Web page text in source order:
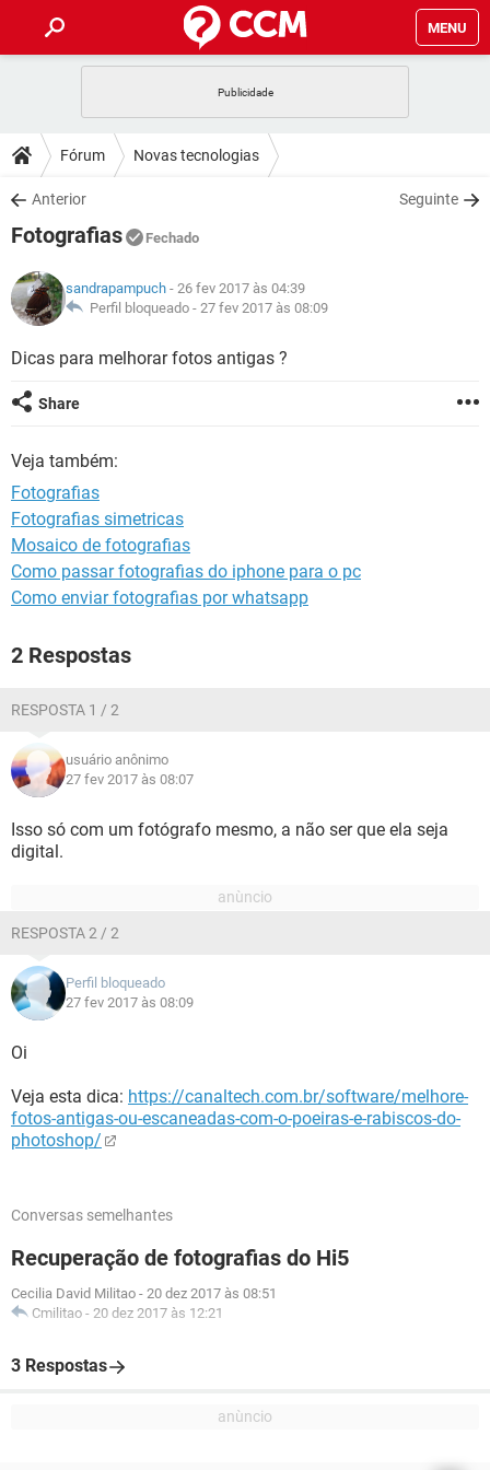
MENU
CELULAR FACEBOOK
OUTLOOK
INSTAGRAM
GUIA DE COMPRAS
DICAS
JOGOS WHATSAPP
INSTAGRAM GMAIL
GUIA DE COMPRAS
DOWNLOADS
JOGOS
CELULAR
OUTLOOK EXCEL
INSTAGRAM GMAIL
FÓRUM
JOGOS WHATSAPP
CELULAR
OUTLOOK EXCEL
INSTAGRAM
GLOSSÁRIO
JOGOS WHATSAPP
INSTAGRAM
GUIA DE COMPRAS
Fórum Novas tecnologias
Anterior Seguinte
Fotografias Fechado
sandrapampuch - 26 fev 2017 às 04:39
Perfil bloqueado - 27 fev 2017 às 08:09
Dicas para melhorar fotos antigas ?
Share
Veja também:
Fotografias
Fotografias simetricas
Mosaico de fotografias
Como passar fotografias do iphone para o pc
Como enviar fotografias por whatsapp
2 Respostas
RESPOSTA 1 / 2
usuário anônimo
27 fev 2017 às 08:07
Isso só com um fotógrafo mesmo, a não ser que ela seja
digital.
RESPOSTA 2 / 2
Perfil bloqueado
27 fev 2017 às 08:09
Oi
Veja esta dica: https://canaltech.com.br/software/melhore-
fotos-antigas-ou-escaneadas-com-o-poeiras-e-rabiscos-do-
photoshop/
Conversas semelhantes
Recuperação de fotografias do Hi5
Cecilia David Militao - 20 dez 2017 às 08:51
Cmilitao - 20 dez 2017 às 12:21
3 Respostas